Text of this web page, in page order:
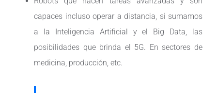
capaces incluso operar a distancia, si sumamos
a la Inteligencia Artificial y el Big Data, las
posibilidades que brinda el 5G. En sectores de
medicina, producción, etc.